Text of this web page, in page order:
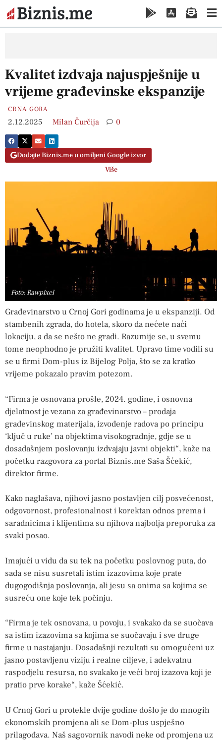
Kvalitet izdvaja najuspješnije u
vrijeme građevinske ekspanzije
CRNA GORA
2.12.2025 Milan Čurčija 0
Dodajte Biznis.me u omiljeni Google izvor
Više
Foto: Rawpixel
Građevinarstvo u Crnoj Gori godinama je u ekspanziji. Od
stambenih zgrada, do hotela, skoro da nećete naći
lokaciju, a da se nešto ne gradi. Razumije se, u svemu
tome neophodno je pružiti kvalitet. Upravo time vodili su
se u firmi Dom-plus iz Bijelog Polja, što se za kratko
vrijeme pokazalo pravim potezom.
“Firma je osnovana prošle, 2024. godine, i osnovna
djelatnost je vezana za građevinarstvo – prodaja
građevinskog materijala, izvođenje radova po principu
‘ključ u ruke’ na objektima visokogradnje, gdje se u
dosadašnjem poslovanju izdvajaju javni objekti“, kaže na
početku razgovora za portal Biznis.me Saša Šćekić,
direktor firme.
Kako naglašava, njihovi jasno postavljen cilj posvećenost,
odgovornost, profesionalnost i korektan odnos prema i
saradnicima i klijentima su njihova najbolja preporuka za
svaki posao.
Imajući u vidu da su tek na početku poslovnog puta, do
sada se nisu susretali istim izazovima koje prate
dugogodišnja poslovanja, ali jesu sa onima sa kojima se
susreću one koje tek počinju.
“Firma je tek osnovana, u povoju, i svakako da se suočava
sa istim izazovima sa kojima se suočavaju i sve druge
firme u nastajanju. Dosadašnji rezultati su omogućeni uz
jasno postavljenu viziju i realne ciljeve, i adekvatnu
raspodjelu resursa, no svakako je veći broj izazova koji je
pratio prve korake“, kaže Šćekić.
U Crnoj Gori u protekle dvije godine došlo je do mnogih
ekonomskih promjena ali se Dom-plus uspješno
prilagođava. Naš sagovornik navodi neke od promjena uz